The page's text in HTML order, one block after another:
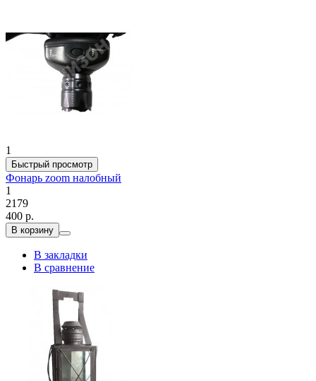
1
Быстрый просмотр
Фонарь zoom налобный
1
2179
400 р.
В корзину
В закладки
В сравнение